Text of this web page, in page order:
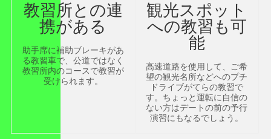
教習所との連
携がある
助手席に補助ブレーキがあ
る教習車で、公道ではなく
教習所内のコースで教習が
受けられます。
観光スポット
への教習も可
能
高速道路を使用して、ご希
望の観光名所などへのプチ
ドライブがてらの教習で
す。ちょっと運転に自信の
ない方はデートの前の予行
演習にもなるでしょう。